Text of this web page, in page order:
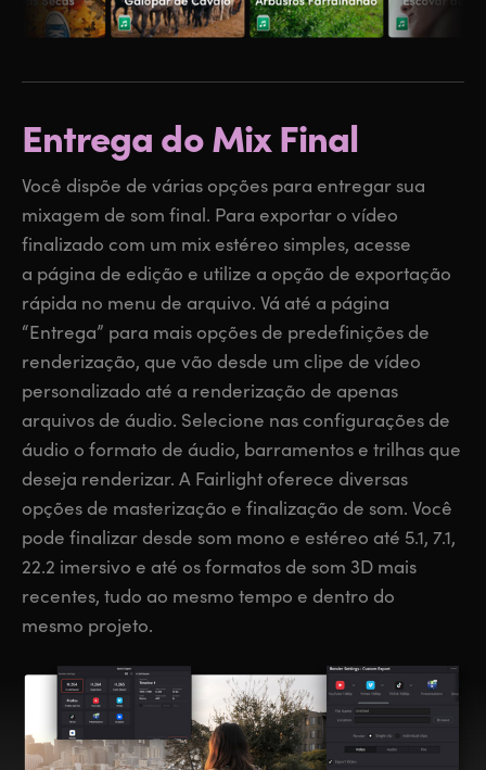
Entregado Mix Final
Você dispõe de várias opções para entregar sua
mixagem de som final. Para exportar o vídeo
finalizado com um mix estéreo simples, acesse
a página de edição e utilize a opção de exportação
rápida no menu de arquivo. Vá até a página
“Entrega” para mais opções de predefinições de
renderização, que vão desde um clipe de vídeo
personalizado até a renderização de apenas
arquivos de áudio. Selecione nas configurações de
áudio o formato de áudio, barramentos e trilhas que
deseja renderizar. A Fairlight oferece diversas
opções de masterização e finalização de som. Você
pode finalizar desde som mono e estéreo até 5.1, 7.1,
22.2 imersivo e até os formatos de som 3D mais
recentes, tudo ao mesmo tempo e dentro do
mesmo projeto.